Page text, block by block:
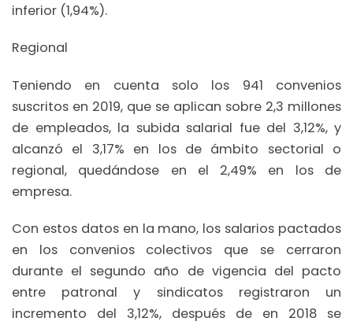
inferior (1,94%).
Regional
Teniendo en cuenta solo los 941 convenios
suscritos en 2019, que se aplican sobre 2,3 millones
de empleados, la subida salarial fue del 3,12%, y
alcanzó el 3,17% en los de ámbito sectorial o
regional, quedándose en el 2,49% en los de
empresa.
Con estos datos en la mano, los salarios pactados
en los convenios colectivos que se cerraron
durante el segundo año de vigencia del pacto
entre patronal y sindicatos registraron un
incremento del 3,12%, después de en 2018 se